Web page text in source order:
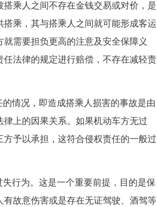
乘人之间不存在金钱交易或对价，是
乘，其与搭乘人之间就可能形成客运
需要担负更高的注意及安全保障义
法律的规定进行赔偿，不存在减轻责
情况，即造成搭乘人损害的事故是由
上的因果关系。如果机动车方无过
予以承担，这符合侵权责任的一般过
行为。这是一个重要前提，目的是保
故意伤害或是存在无证驾驶、酒驾等